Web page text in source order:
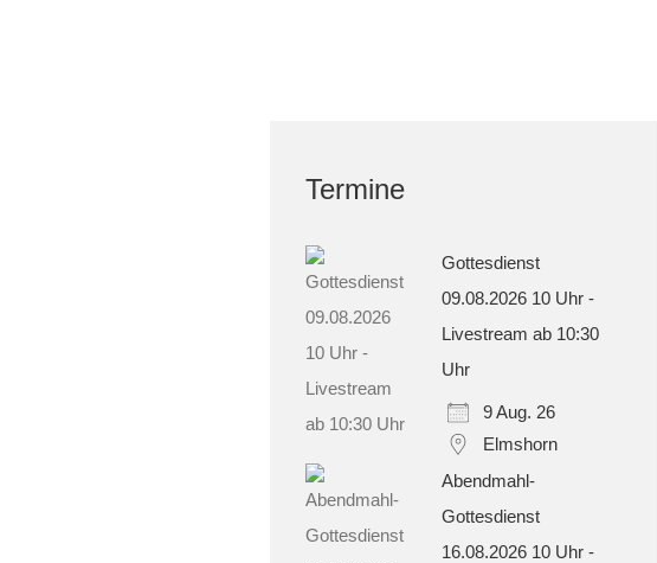
Termine
Gottesdienst
09.08.2026 10 Uhr -
Livestream ab 10:30
Uhr
9 Aug. 26
Elmshorn
Abendmahl-
Gottesdienst
16.08.2026 10 Uhr -